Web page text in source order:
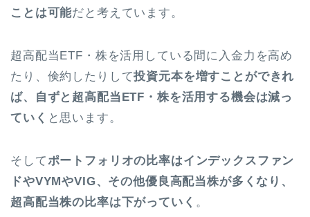
ことは可能だと考えています。
超高配当ETF・株を活用している間に入金力を高め
たり、倹約したりして投資元本を増すことができれ
ば、自ずと超高配当ETF・株を活用する機会は減っ
ていく と思います。
そしてポートフォリオの比率はインデックスファン
ドやVYMやVIG、その他優良高配当株が多くなり、
超高配当株の比率は下がっていく 。